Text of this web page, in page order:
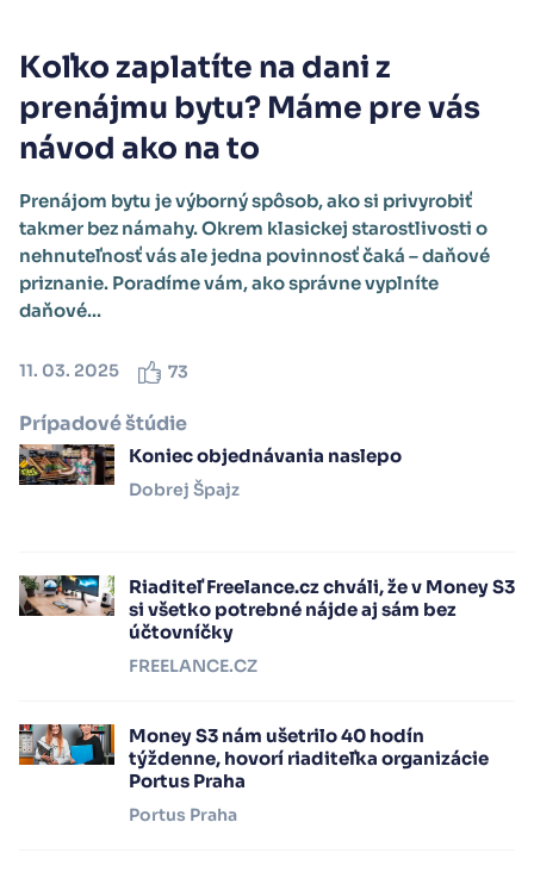
Koľko zaplatíte na dani z
prenájmu bytu? Máme pre vás
návod ako na to
Prenájom bytu je výborný spôsob, ako si privyrobiť
takmer bez námahy. Okrem klasickej starostlivosti o
nehnuteľnosť vás ale jedna povinnosť čaká – daňové
priznanie. Poradíme vám, ako správne vyplníte
daňové...
11. 03. 2025 73
Prípadové štúdie
Koniec objednávania naslepo
Dobrej Špajz
Riaditeľ Freelance.cz chváli, že v Money S3
si všetko potrebné nájde aj sám bez
účtovníčky
FREELANCE.CZ
Money S3 nám ušetrilo 40 hodín
týždenne, hovorí riaditeľka organizácie
Portus Praha
Portus Praha